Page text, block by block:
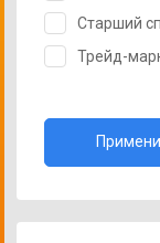
Старший
Трейд-